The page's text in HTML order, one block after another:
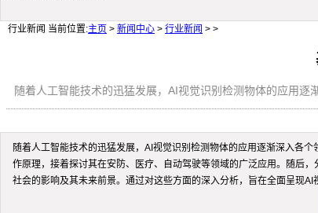
行业新闻 当前位置:主页 > 新闻中心 > 行业新闻 > >
随着人工智能技术的迅猛发展，AI视觉识别检测物体的应用
随着人工智能技术的迅猛发展，AI视觉识别检测物体的应用逐渐深入各
作原理，接着探讨其在安防、医疗、自动驾驶等领域的广泛应用。随后
社会的影响及其未来前景。通过对这些方面的深入分析，旨在全面呈现AI